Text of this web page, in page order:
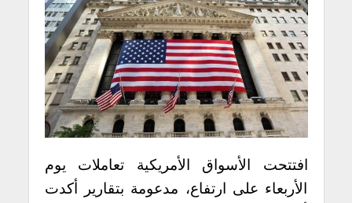
افتتحت الأسواق الأمريكية تعاملات يوم
الأربعاء على ارتفاع، مدعومة بتقارير أكدت